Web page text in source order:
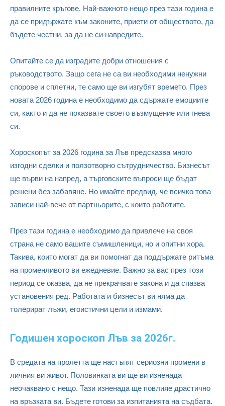
правилните кръгове. Най-важното нещо през тази година е
да се придържате към законите, приети от обществото, да
бъдете честни, за да не си навредите.
Опитайте се да изградите добри отношения с
ръководството. Защо сега не са ви необходими ненужни
спорове и сплетни, те само ще ви изгубят времето. През
новата 2026 година е необходимо да сдържате емоциите
си, както и да не показвате своето възмущение или гнева
си.
Хороскопът за 2026 година за Лъв предсказва много
изгодни сделки и ползотворно сътрудничество. Бизнесът
ще върви на напред, а търговските въпроси ще бъдат
решени без забавяне. Но имайте предвид, че всичко това
зависи най-вече от партньорите, с които работите.
През тази година е необходимо да привлече на своя
страна не само вашите съмишленици, но и опитни хора.
Такива, които могат да ви помогнат да поддържате ритъма
на променливото ви ежедневие. Важно за вас през този
период се оказва, да не прекрачвате закона и да спазва
установения ред. Работата и бизнесът ви няма да
толерират лъжи, егоистични цели и измами.
Годишен хороскоп Лъв за 2026г.
В средата на пролетта ще настъпят сериозни промени в
личния ви живот. Половинката ви ще ви изненада
неочаквано с нещо. Тази изненада ще повлияе драстично
на връзката ви. Бъдете готови за изпитанията на съдбата.